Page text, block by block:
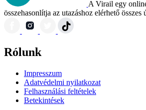
A Virail egy
összehasonlítja az utazáshoz elérhető összes
Rólunk
Impresszum
Adatvédelmi nyilatkozat
Felhasználási feltételek
Betekintések